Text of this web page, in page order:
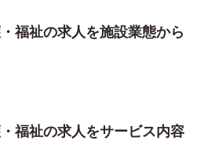
福祉の求人を施設業態から
福祉の求人をサービス内容